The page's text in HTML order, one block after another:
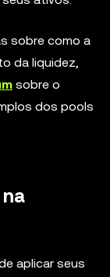
sobre como a
da liquidez,
sobre o
dos pools
aplicar seus